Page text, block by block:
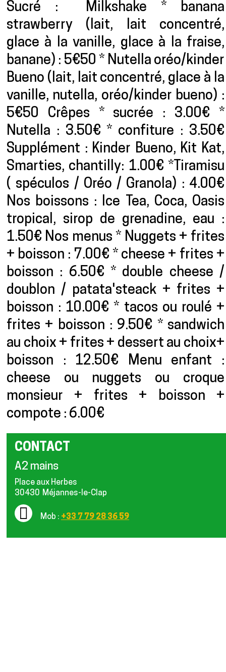
Sucré : Milkshake * banana
strawberry (lait, lait concentré,
glace à la vanille, glace à la fraise,
banane) : 5€50 * Nutella oréo/kinder
Bueno (lait, lait concentré, glace à la
vanille, nutella, oréo/kinder bueno) :
5€50 Crêpes * sucrée : 3.00€ *
Nutella : 3.50€ * confiture : 3.50€
Supplément : Kinder Bueno, Kit Kat,
Smarties, chantilly: 1.00€ *Tiramisu
( spéculos / Oréo / Granola) : 4.00€
Nos boissons : Ice Tea, Coca, Oasis
tropical, sirop de grenadine, eau :
1.50€ Nos menus * Nuggets + frites
+ boisson : 7.00€ * cheese + frites +
boisson : 6.50€ * double cheese /
doublon / patata'steack + frites +
boisson : 10.00€ * tacos ou roulé +
frites + boisson : 9.50€ * sandwich
au choix + frites + dessert au choix+
boisson : 12.50€ Menu enfant :
cheese ou nuggets ou croque
monsieur + frites + boisson +
compote : 6.00€
CONTACT
A2 mains
Place aux Herbes
30430 Méjannes-le-Clap
Mob : +33 7 79 28 36 59